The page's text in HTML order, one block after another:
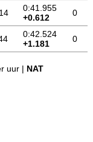
0:41.955
+0.612
0
0:42.524
+1.181
0
uur | NAT